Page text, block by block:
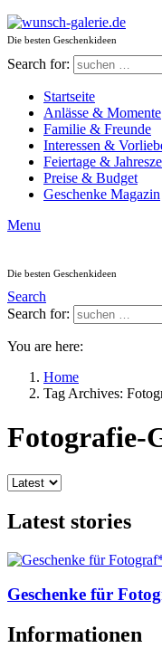
Die besten Geschenkideen
Search for:
Startseite
Anlässe & Momente
Familie & Freunde
Interessen &
Feiertage &
Preise & Budget
Geschenke Magazin
Menu
Die besten Geschenkideen
Search
Search for:
You are here:
Home
Tag Archives:
Fotografie-
Latest stories
Geschenke für
Informationen